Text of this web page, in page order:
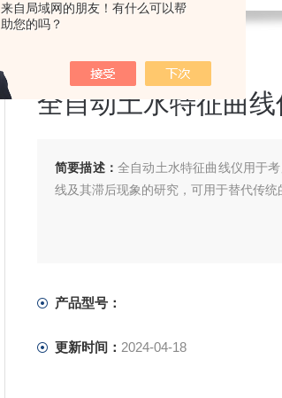
来自局域网的朋友！有什么可以帮
助您的吗？
全自动土水特征曲线
简要描述： 全自动土水特征曲线仪用于
线及其滞后现象的研究，可用于替代传统
产品型号：
更新时间： 2024-04-18